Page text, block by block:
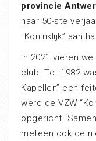
provincie
haar 50-ste
“Koninklijk” aan
In 2021 vieren
club. Tot 1982
Kapellen” een
werd de VZW
opgericht.
meteen ook de